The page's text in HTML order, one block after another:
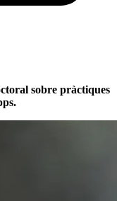
sobre pràctiques